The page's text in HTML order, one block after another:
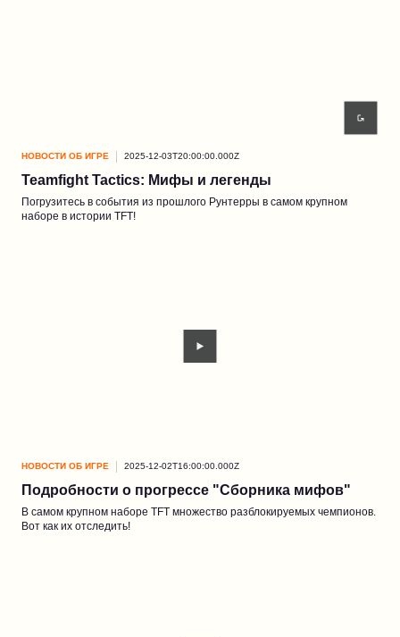
НОВОСТИ ОБ ИГРЕ 2025-12-03T20:00:00.000Z
Teamfight Tactics: Мифы и легенды
Погрузитесь в события из прошлого Рунтерры в самом крупном
наборе в истории TFT!
НОВОСТИ ОБ ИГРЕ 2025-12-02T16:00:00.000Z
Подробности о прогрессе "Сборника мифов"
В самом крупном наборе TFT множество разблокируемых чемпионов.
Вот как их отследить!